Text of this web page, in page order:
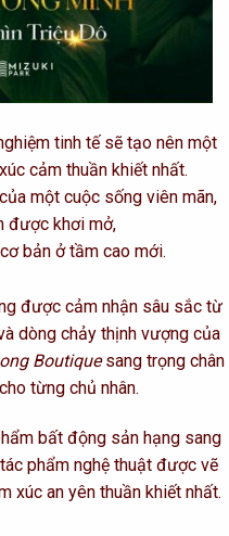
tinh tế sẽ tạo nên một
cảm thuần khiết nhất.
một cuộc sống viên mãn,
được khơi mở,
bản ở tầm cao mới.
được cảm nhận sâu sắc từ
dòng chảy thịnh vượng của
Boutiquesang trọng chân
từng chủ nhân.
bất động sản hạng sang
phẩm nghệ thuật được vẽ
xúc an yên thuần khiết nhất.